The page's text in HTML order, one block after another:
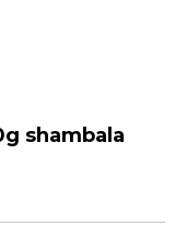
shambala